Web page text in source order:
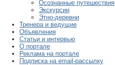
Осознанные путешествия
Экскурсии
Этно-деревни
Тренера и ведущие
Объявления
Статьи и интервью
О портале
Реклама на портале
Подписка на email-рассылку